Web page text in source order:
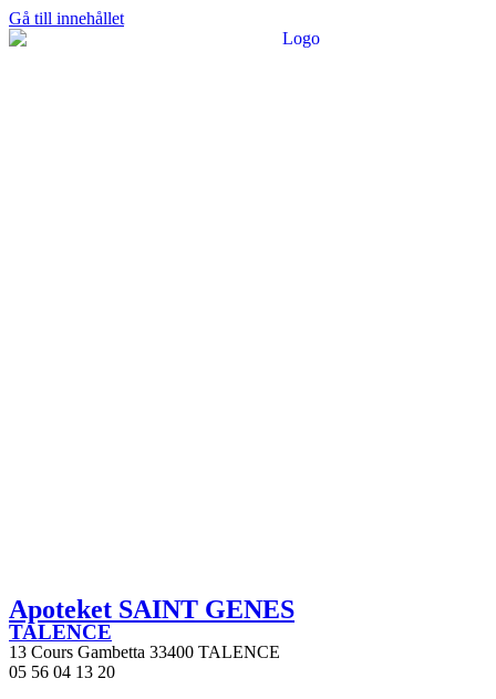
Gå till innehållet
Apoteket SAINT GENES
TALENCE
13 Cours Gambetta 33400 TALENCE
05 56 04 13 20